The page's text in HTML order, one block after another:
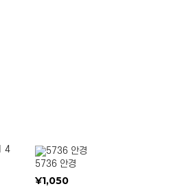
5736 안경
¥1,050